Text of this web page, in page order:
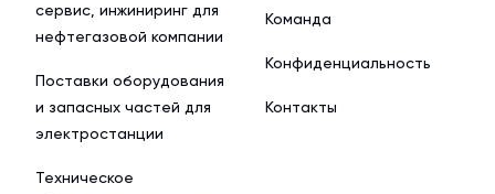
сервис, инжиниринг для
нефтегазовой компании
Поставки оборудования
и запасных частей для
электростанции
Техническое
Команда
Конфиденциальность
Контакты